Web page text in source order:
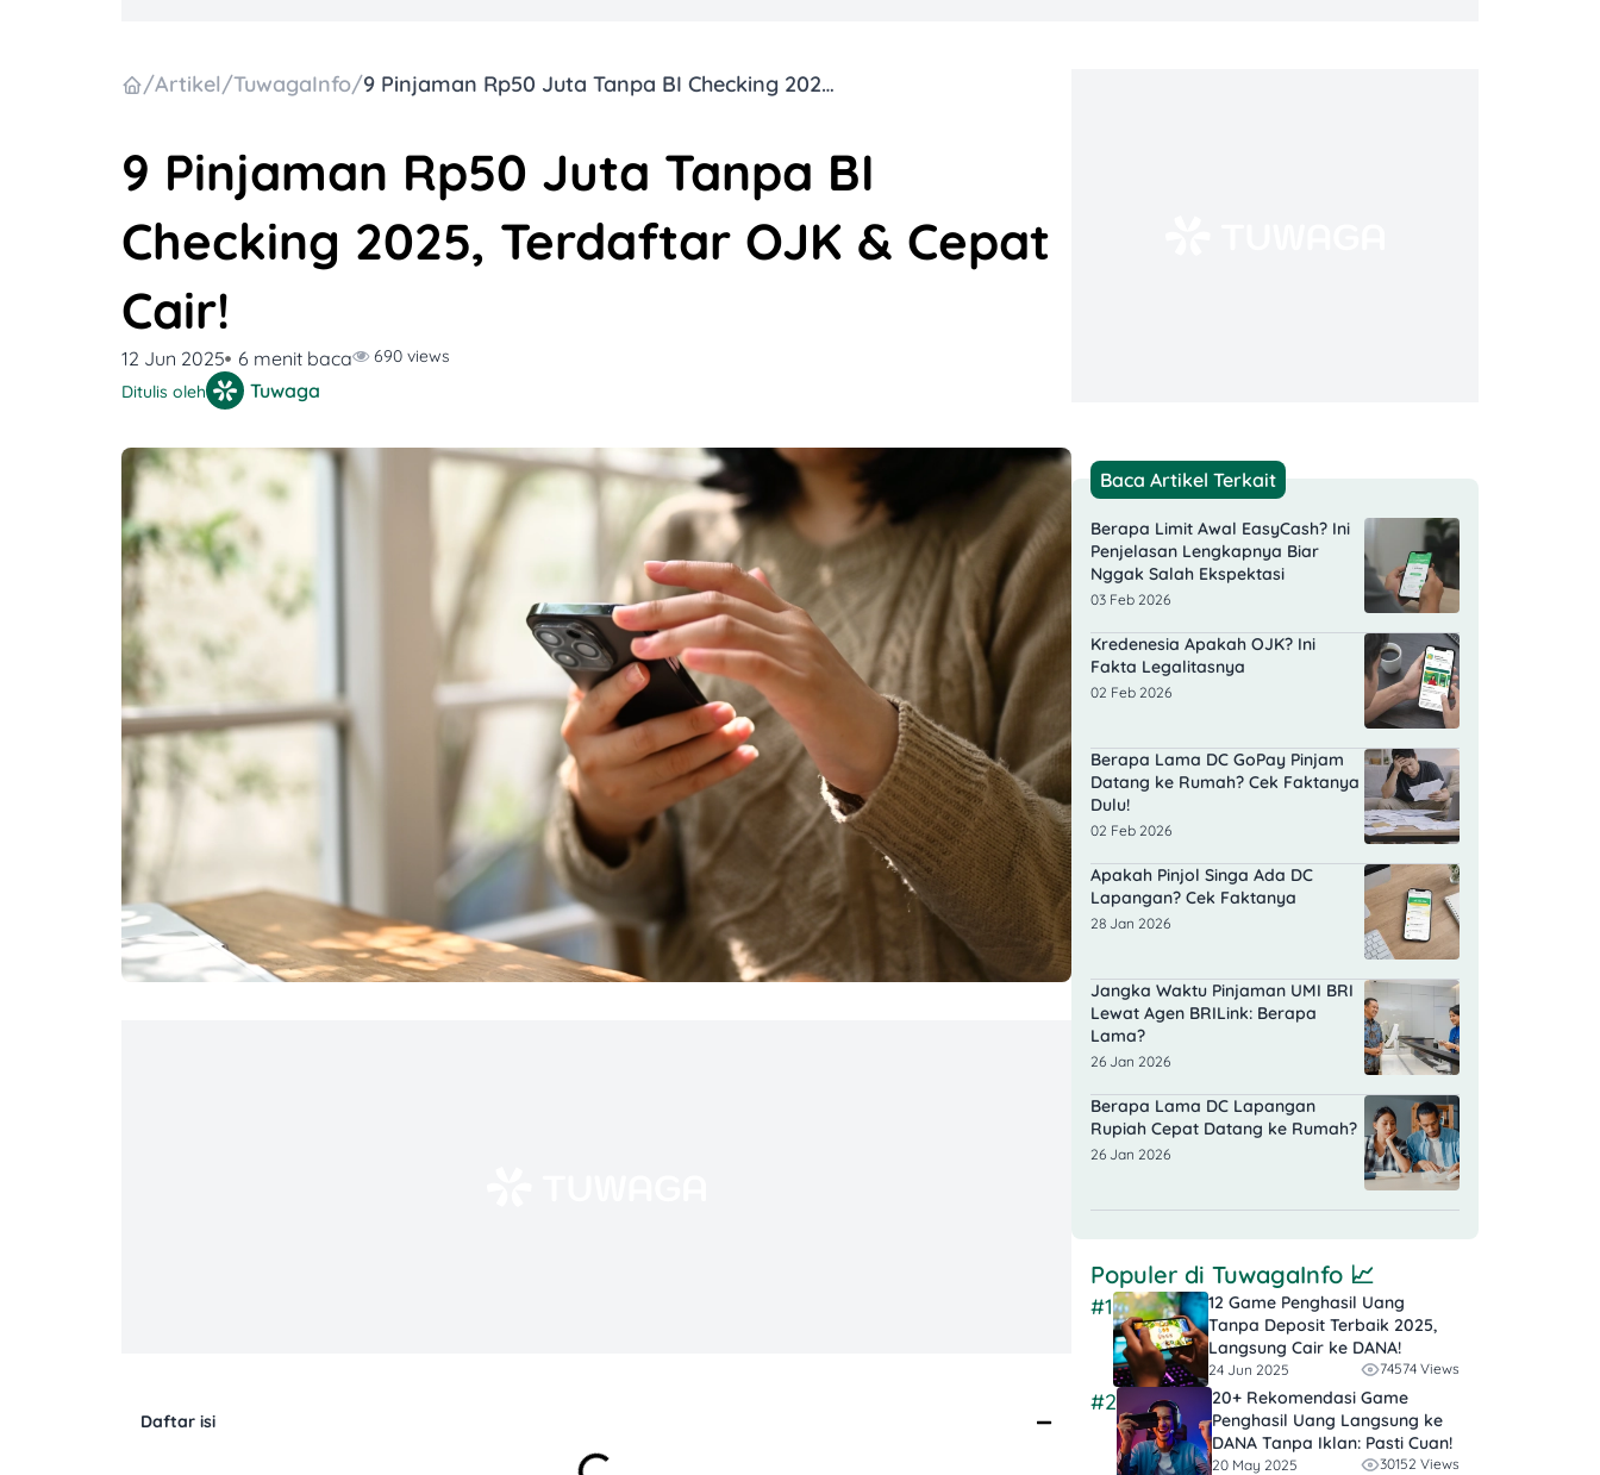
/Artikel/TuwagaInfo/ 9 Pinjaman Rp50 Juta Tanpa BI Checking 2025, Terdaftar OJK & Cepat Cair!
9 Pinjaman Rp50 Juta Tanpa BI
Checking 2025, Terdaftar OJK & Cepat
Cair!
12 Jun 2025 6 menit baca
690 views
Ditulis oleh
Tuwaga
Daftar isi
Baca Artikel Terkait
Berapa Limit Awal EasyCash? Ini
Penjelasan Lengkapnya Biar
Nggak Salah Ekspektasi
03 Feb 2026
Kredenesia Apakah OJK? Ini
Fakta Legalitasnya
02 Feb 2026
Berapa Lama DC GoPay Pinjam
Datang ke Rumah? Cek Faktanya
Dulu!
02 Feb 2026
Apakah Pinjol Singa Ada DC
Lapangan? Cek Faktanya
28 Jan 2026
Jangka Waktu Pinjaman UMI BRI
Lewat Agen BRILink: Berapa
Lama?
26 Jan 2026
Berapa Lama DC Lapangan
Rupiah Cepat Datang ke Rumah?
26 Jan 2026
Populer di TuwagaInfo 📈
#1
12 Game Penghasil Uang
Tanpa Deposit Terbaik 2025,
Langsung Cair ke DANA!
24 Jun 2025 74574 Views
#2
20+ Rekomendasi Game
Penghasil Uang Langsung ke
DANA Tanpa Iklan​: Pasti Cuan!
20 May 2025 30152 Views